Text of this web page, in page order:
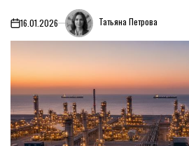
on16.01.2026 Татьяна Петрова